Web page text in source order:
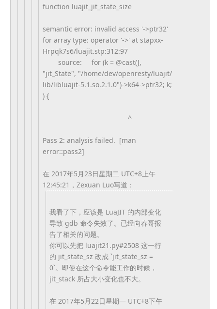
function luajit_jit_state_size
semantic error: invalid access '->ptr32'
for array type: operator '->' at stapxx-
Hrpqk7s6/luajit.stp:312:97
source: for (k = @cast(J,
"jit_State", "/home/dev/openresty/luajit/
lib/libluajit-5.1.so.2.1.0")->k64->ptr32; k;
) {
^
Pass 2: analysis failed. [man
error::pass2]
在 2017年5月23日星期二 UTC+8上午
12:45:21，Zexuan Luo写道：
我看了下，应该是 LuaJIT 的内部变化
导致 gdb 命令失效了。已经向春哥报
告了相关的问题。
你可以先把 luajit21.py#2508 这一行
的 jit_state_sz 改成 `jit_state_sz =
0`。即使在这个命令能工作的时候，
jit_stack 所占大小变化也不大。
在 2017年5月22日星期一 UTC+8下午